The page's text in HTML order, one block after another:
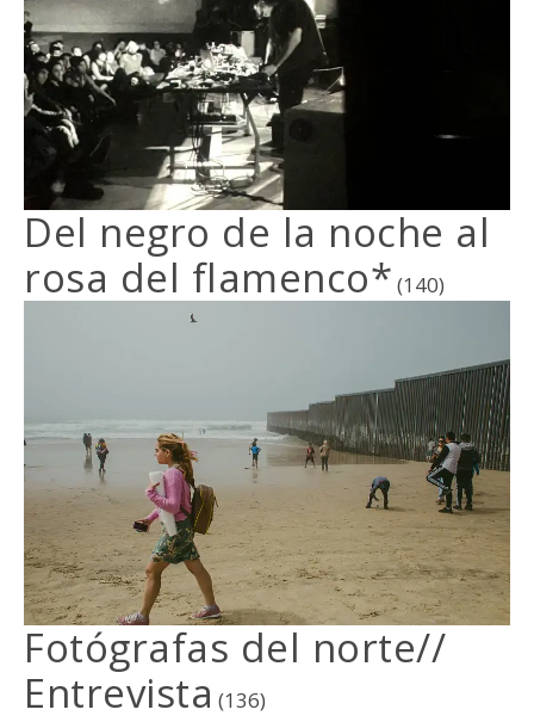
Del negro de la noche al
rosa del flamenco* (140)
Fotógrafas del norte//
Entrevista (136)